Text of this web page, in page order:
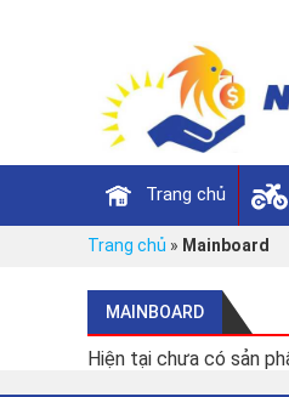
Trang chủ
Trang chủ » Mainboard
MAINBOARD
Hiện tại chưa có sản